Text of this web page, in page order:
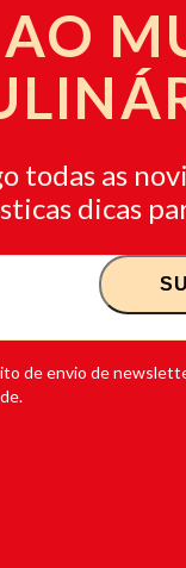
todas as
dicas
de envio de